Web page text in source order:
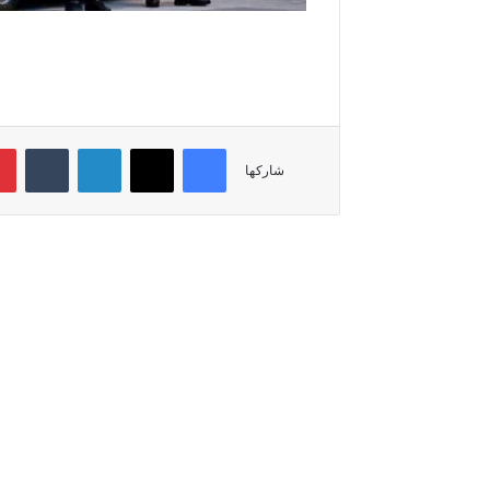
شاركها
فيسبوك ‫X لينكدإن